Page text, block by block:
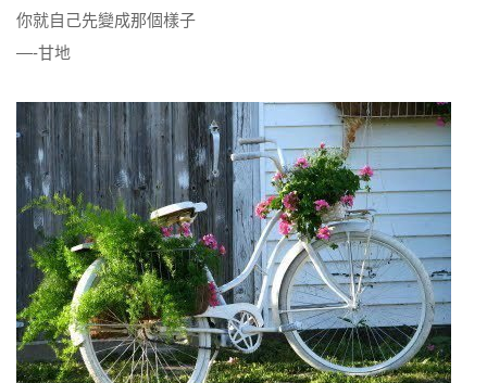
你就自己先變成那個樣子
—-甘地